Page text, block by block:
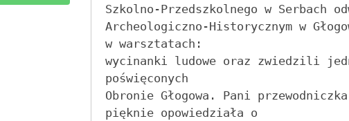
Szkolno-Przedszkolnego w Serbach
Archeologiczno-Historycznym w
w warsztatach:
wycinanki ludowe oraz zwiedzili
poświęconych
Obronie Głogowa. Pani
pięknie opowiedziała o